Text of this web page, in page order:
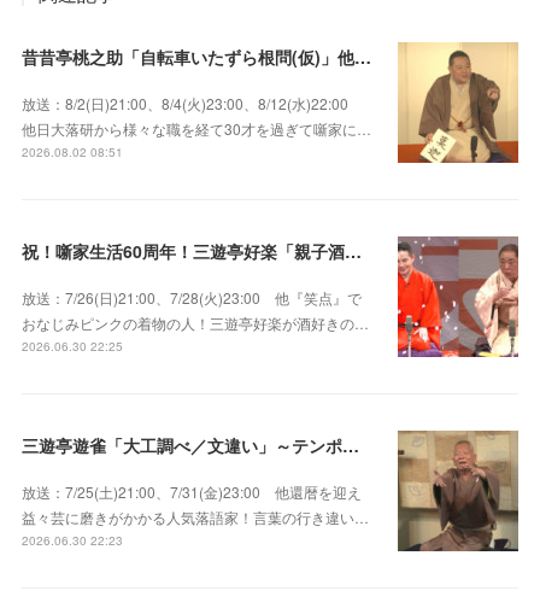
昔昔亭桃之助「自転車いたずら根問(仮)」他～師匠・桃太郎のいない初めての桜の季節の独演会！
放送：8/2(日)21:00、8/4(火)23:00、8/12(水)22:00
他日大落研から様々な職を経て30才を過ぎて噺家に…
2026.08.02 08:51
祝！噺家生活60周年！三遊亭好楽「親子酒」錦笑亭満堂「桜ん坊」～満堂フェス2026
放送：7/26(日)21:00、7/28(火)23:00 他『笑点』で
おなじみピンクの着物の人！三遊亭好楽が酒好きの…
2026.06.30 22:25
三遊亭遊雀「大工調べ／文違い」～テンポよくたたみかける語り口で人気・実力とも屈指！
放送：7/25(土)21:00、7/31(金)23:00 他還暦を迎え
益々芸に磨きがかかる人気落語家！言葉の行き違い…
2026.06.30 22:23